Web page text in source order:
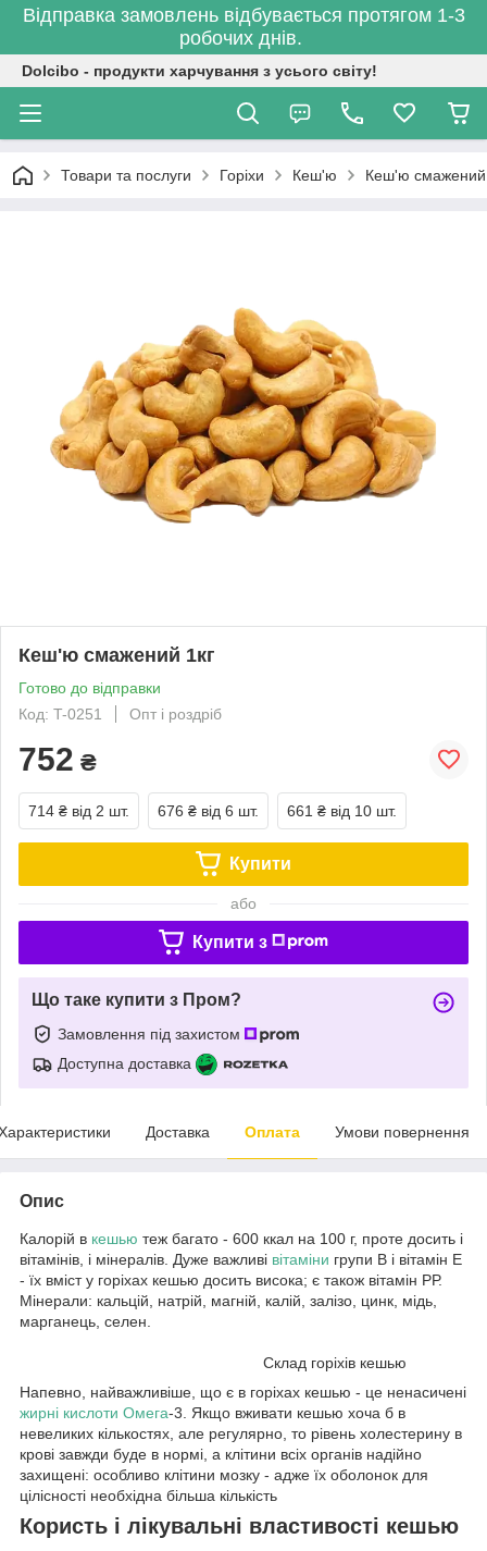
Відправка замовлень відбувається протягом 1-3
робочих днів.
Dolcibo - продукти харчування з усього світу!
Товари та послуги Горіхи Кеш'ю Кеш'ю смажений
Кеш'ю смажений 1кг
Готово до відправки
Код: T-0251
Опт і роздріб
752 ₴
714 ₴ від 2 шт. 676 ₴ від 6 шт. 661 ₴ від 10 шт.
Купити
або
Купити з
Що таке купити з Пром?
Замовлення під захистом
Доступна доставка
Доставка Оплата Умови повернення
Опис
Калорій в кешью теж багато - 600 ккал на 100 г, проте досить і
вітамінів, і мінералів. Дуже важливі вітаміни групи В і вітамін Е
- їх вміст у горіхах кешью досить висока; є також вітамін РР.
Мінерали: кальцій, натрій, магній, калій, залізо, цинк, мідь,
марганець, селен.
Склад горіхів кешью
Напевно, найважливіше, що є в горіхах кешью - це ненасичені
жирні кислоти Омега-3. Якщо вживати кешью хоча б в
невеликих кількостях, але регулярно, то рівень холестерину в
крові завжди буде в нормі, а клітини всіх органів надійно
захищені: особливо клітини мозку - адже їх оболонок для
цілісності необхідна більша кількість
Користь і лікувальні властивості кешью